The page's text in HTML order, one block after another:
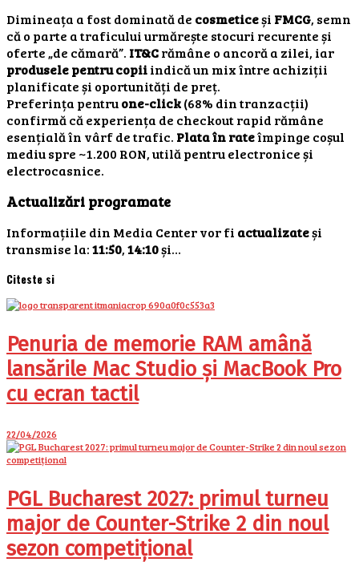
Dimineața a fost dominată de cosmeticeși FMCG, semn
că o parte a traficului urmărește stocuri recurente și
oferte „de cămară”. IT&Crămâne o ancoră a zilei, iar
produsele pentru copiiindică un mix între achiziții
planificate și oportunități de preț.
Preferința pentruone-click(68% din tranzacții)
confirmă că experiența de checkout rapid rămâne
esențială în vârf de trafic. Plata în rateîmpinge coșul
mediu spre ~1.200 RON, utilă pentru electronice și
electrocasnice.
Actualizări programate
Informațiile din Media Center vor fi actualizateși
transmise la:11:50,14:10și…
Citeste si
Penuria de memorie RAM amână
lansările Mac Studio și MacBook Pro
cu ecran tactil
22/04/2026
PGL Bucharest 2027: primul turneu
major de Counter-Strike 2 din noul
sezon competițional